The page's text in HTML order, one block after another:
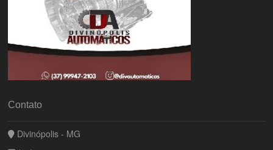
Contato
Divinópolis - MG